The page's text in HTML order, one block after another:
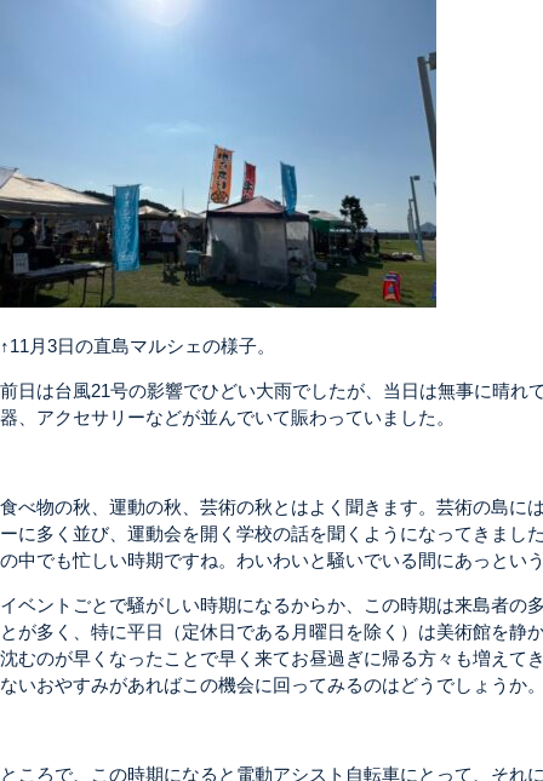
↑11月3日の直島マルシェの様子。
前日は台風21号の影響でひどい大雨でしたが、当日は無事に晴れ
器、アクセサリーなどが並んでいて賑わっていました。
食べ物の秋、運動の秋、芸術の秋とはよく聞きます。芸術の島に
ーに多く並び、運動会を開く学校の話を聞くようになってきまし
の中でも忙しい時期ですね。わいわいと騒いでいる間にあっとい
イベントごとで騒がしい時期になるからか、この時期は来島者の
とが多く、特に平日（定休日である月曜日を除く）は美術館を静
沈むのが早くなったことで早く来てお昼過ぎに帰る方々も増えて
ないおやすみがあればこの機会に回ってみるのはどうでしょうか
ところで、この時期になると電動アシスト自転車にとって、それ